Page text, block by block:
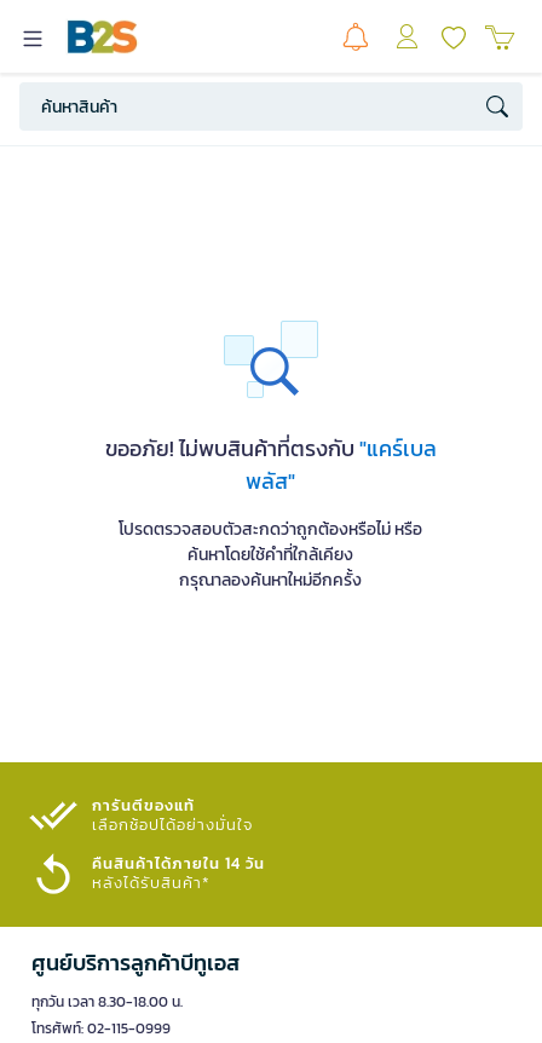
ขออภัย! ไม่พบสินค้าที่ตรงกับ"แคร์เบล
พลัส"
โปรดตรวจสอบตัวสะกดว่าถูกต้องหรือไม่ หรือ
ค้นหาโดยใช้คำที่ใกล้เคียง
กรุณาลองค้นหาใหม่อีกครั้ง
การันตีของแท้
เลือกช้อปได้อย่างมั่นใจ​
คืนสินค้าได้ภายใน 14 วัน
หลังได้รับสินค้า*
ศูนย์บริการลูกค้าบีทูเอส
ทุกวัน เวลา 8.30-18.00 น.
โทรศัพท์: 02-115-0999